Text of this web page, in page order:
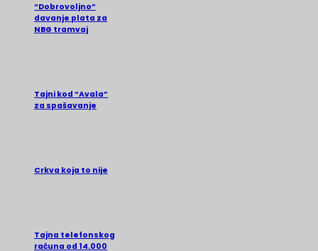
“Dobrovoljno”
davanje plata za
NBG tramvaj
Tajni kod “Avala”
za spašavanje
Crkva koja to nije
Tajna telefonskog
računa od 14.000